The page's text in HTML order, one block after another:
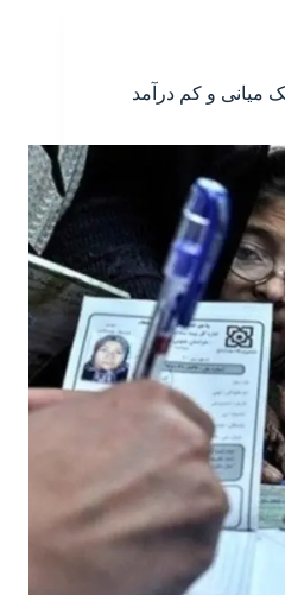
و کم درآمد